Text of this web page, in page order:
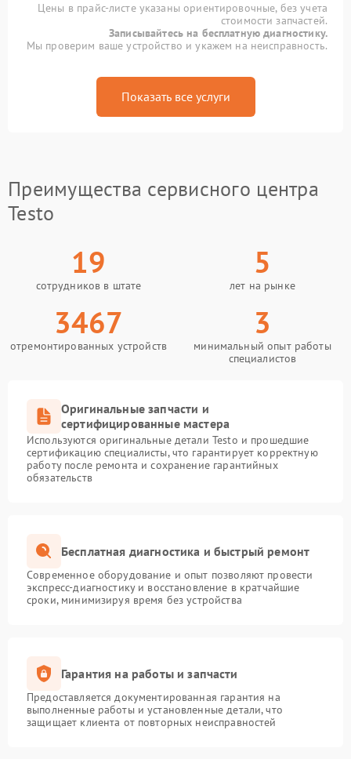
Цены в прайс-листе указаны ориентировочные, без учета
стоимости запчастей.
Записывайтесь на бесплатную диагностику.
Мы проверим ваше устройство и укажем на неисправность.
Показать все услуги
Преимущества сервисного центра
Testo
19
сотрудников в штате
5
лет на рынке
3467
отремонтированных устройств
3
минимальный опыт работы
специалистов
Оригинальные запчасти и
сертифицированные мастера
Используются оригинальные детали Testo и прошедшие
сертификацию специалисты, что гарантирует корректную
работу после ремонта и сохранение гарантийных
обязательств
Бесплатная диагностика и быстрый ремонт
Современное оборудование и опыт позволяют провести
экспресс-диагностику и восстановление в кратчайшие
сроки, минимизируя время без устройства
Гарантия на работы и запчасти
Предоставляется документированная гарантия на
выполненные работы и установленные детали, что
защищает клиента от повторных неисправностей